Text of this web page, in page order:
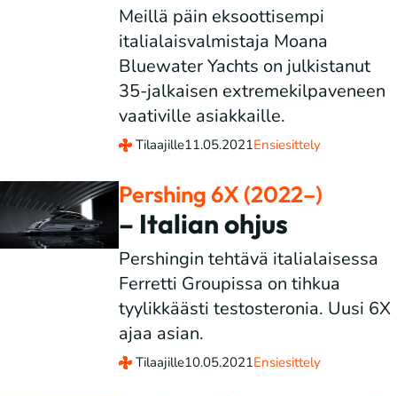
Meillä päin eksoottisempi
italialaisvalmistaja Moana
Bluewater Yachts on julkistanut
35-jalkaisen extremekilpaveneen
vaativille asiakkaille.
Tilaajille11.05.2021Ensiesittely
Pershing 6X (2022–)
– Italian ohjus
Pershingin tehtävä italialaisessa
Ferretti Groupissa on tihkua
tyylikkäästi testosteronia. Uusi 6X
ajaa asian.
Tilaajille10.05.2021Ensiesittely